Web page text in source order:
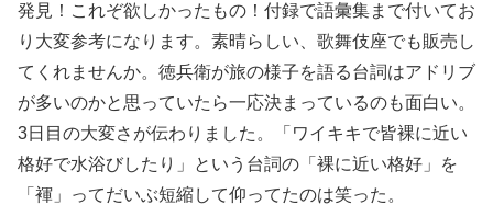
発見！これぞ欲しかったもの！付録で語彙集まで付いてお
り大変参考になります。素晴らしい、歌舞伎座でも販売し
てくれませんか。徳兵衛が旅の様子を語る台詞はアドリブ
が多いのかと思っていたら一応決まっているのも面白い。
3日目の大変さが伝わりました。「ワイキキで皆裸に近い
格好で水浴びしたり」という台詞の「裸に近い格好」を
「褌」ってだいぶ短縮して仰ってたのは笑った。